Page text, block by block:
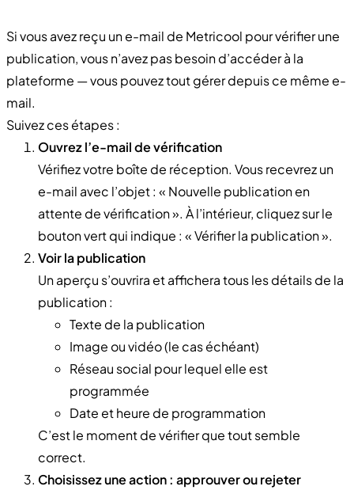
Si vous avez reçu un e-mail de Metricool pour vérifier une
publication, vous n’avez pas besoin d’accéder à la
plateforme — vous pouvez tout gérer depuis ce même e-
mail.
Suivez ces étapes :
Ouvrez l’e-mail de vérification
Vérifiez votre boîte de réception. Vous recevrez un
e-mail avec l’objet : « Nouvelle publication en
attente de vérification ». À l’intérieur, cliquez sur le
bouton vert qui indique : « Vérifier la publication ».
Voir la publication
Un aperçu s’ouvrira et affichera tous les détails de la
publication :
Texte de la publication
Image ou vidéo (le cas échéant)
Réseau social pour lequel elle est
programmée
Date et heure de programmation
C’est le moment de vérifier que tout semble
correct.
Choisissez une action : approuver ou rejeter